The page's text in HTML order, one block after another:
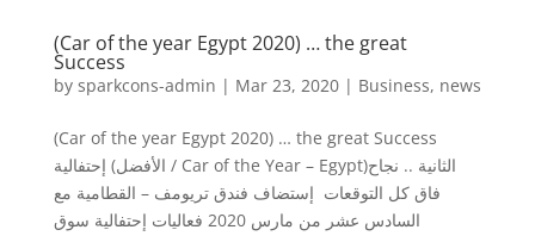
(Car of the year Egypt 2020) … the great
Success
by sparkcons-admin | Mar 23, 2020| Business, news
(Car of the year Egypt 2020) … the great Success
إحتفالية (الأفضل / Car of the Year – Egypt)الثانية .. نجاح
فاق كل التوقعات إستضاف فندق تريومف – القطامية مع
السادس عشر من مارس 2020 فعاليات إحتفالية سوق